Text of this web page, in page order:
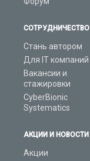
СОТРУДНИЧЕСТВО
Стань автором
Для IT компаний
Вакансии и
стажировки
CyberBionic
Systematics
АКЦИИ И НОВОСТИ
Акции